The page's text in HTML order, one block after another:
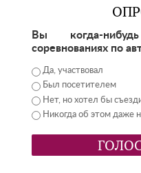
Вы когда-
соревнованиях по
Да, участвовал
Был посетителем
Нет, но хотел бы
Никогда об этом даже